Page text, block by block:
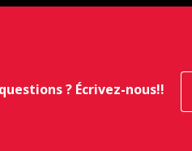
? Écrivez-nous!!